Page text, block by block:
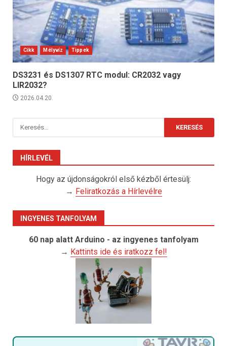
Cikk Mélyvíz Tippek
DS3231 és DS1307 RTC modul: CR2032 vagy
LIR2032?
2026.04.20.
Keresés:
HÍRLEVÉL
Hogy az újdonságokról első kézből értesülj:
→ Feliratkozás a Hírlevélre
INGYENES TANFOLYAM
60 nap alatt Arduino - az ingyenes tanfolyam
→ Kattints ide és iratkozz fel!